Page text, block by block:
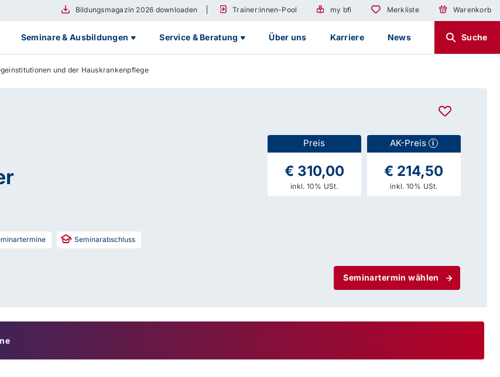
Bildungsmagazin 2026 downloaden Trainer:innen-Pool my bfi Merkliste Warenkorb
Seminare & Ausbildungen Service & Beratung Über uns Karriere News Suche
und der Hauskrankenpflege
Seminarabschluss
AK-Preis i
€ 214,50
inkl. 10% USt.
Preis
€ 310,00
inkl. 10% USt.
Seminartermin wählen